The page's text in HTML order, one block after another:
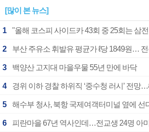
[많이 본 뉴스]
1 "올해 코스피 사이드카 43회 중 25회는 삼
2 부산 주유소 휘발유 평균가 ℓ당 1849원…
3 백양산 고지대 마을우물 55년 만에 바닥
4 경위 이하 경찰 하위직 ‘중수청 러시’ 전망
5 해수부 청사, 북항 국제여객터미널 옆에 선
6 피란마을 67년 역사인데…전교생 24명 아